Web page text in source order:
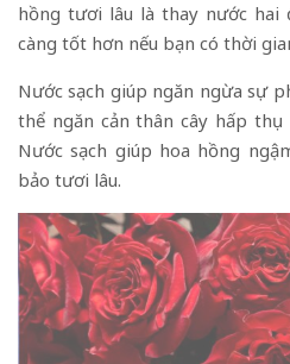
hồng tươi lâu là thay nước hai
càng tốt hơn nếu bạn có thời
Nước sạch giúp ngăn ngừa sự
thể ngăn cản thân cây hấp thụ
Nước sạch giúp hoa hồng
bảo tươi lâu.